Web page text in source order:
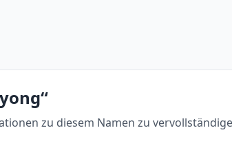
zu diesem Namen zu